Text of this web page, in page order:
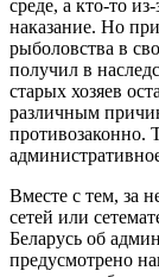
среде, а кто-то
наказание. Но
рыболовства в
получил в
старых хозяев
различным
противозаконно.
Вместе с тем, за
сетей или
Беларусь об
предусмотрено